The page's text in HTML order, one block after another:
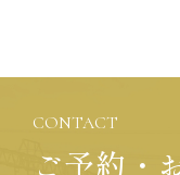
CONTACT
ご予約・